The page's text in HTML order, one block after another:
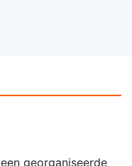
georganiseerde